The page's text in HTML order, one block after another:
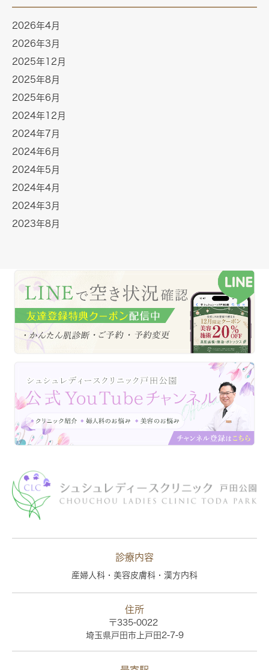
2026年4月
2026年3月
2025年12月
2025年8月
2025年6月
2024年12月
2024年7月
2024年6月
2024年5月
2024年4月
2024年3月
2023年8月
診療内容
産婦人科・美容皮膚科・漢方内科
住所
〒335-0022
埼玉県戸田市上戸田2-7-9